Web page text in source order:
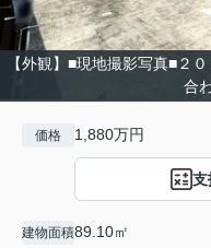
【外観】■現地撮影写真■２
合
価格 1,880万円
支
建物面積89.10㎡